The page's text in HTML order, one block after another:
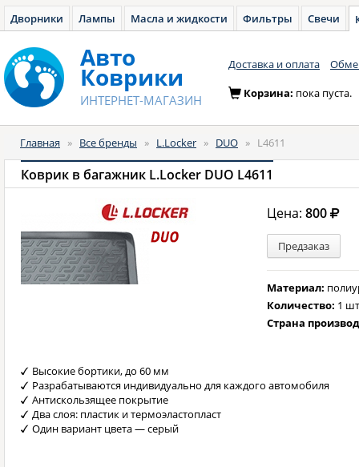
Дворники Лампы Масла и жидкости Фильтры Свечи
Авто
Коврики
ИНТЕРНЕТ-МАГАЗИН
Доставка и оплата
Корзина: пока пуста.
Главная » Все бренды » L.Locker » DUO » L4611
Коврик в багажник L.Locker DUO L4611
Цена:800
Предзаказ
Материал:
Количество: 1
Страна
Высокие бортики, до 60 мм
Разрабатываются индивидуально для каждого автомобиля
Антискользящее покрытие
Два слоя: пластик и термоэластопласт
Один вариант цвета — серый